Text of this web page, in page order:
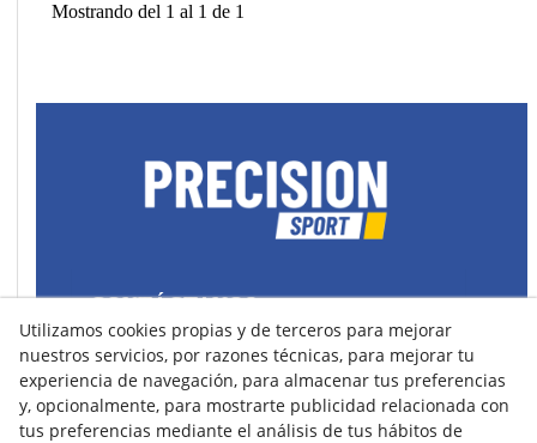
Mostrando del 1 al 1 de 1
CONTÁCTANOS
43400 Montblanc (Tarragona) España
spain@precisionsport.eu
Utilizamos cookies propias y de terceros para mejorar
nuestros servicios, por razones técnicas, para mejorar tu
experiencia de navegación, para almacenar tus preferencias
y, opcionalmente, para mostrarte publicidad relacionada con
tus preferencias mediante el análisis de tus hábitos de